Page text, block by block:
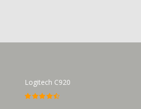
Logitech C920